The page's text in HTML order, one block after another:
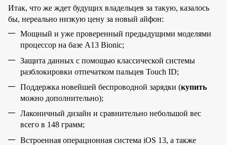
Итак, что же ждет будущих владельцев за такую, казалось
бы, нереально низкую цену за новый айфон:
Мощный и уже проверенный предыдущими моделями
процессор на базе A13 Bionic;
Защита данных с помощью классической системы
разблокировки отпечатком пальцев Touch ID;
Поддержка новейшей беспроводной зарядки (купить
можно дополнительно);
Лаконичный дизайн и сравнительно небольшой вес
всего в 148 грамм;
Встроенная операционная система iOS 13, а также